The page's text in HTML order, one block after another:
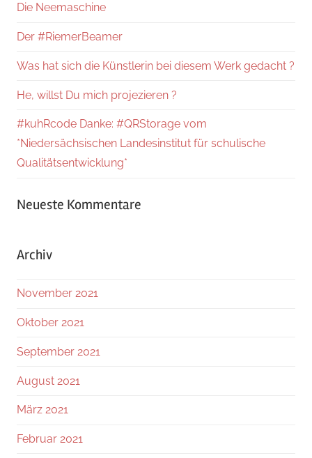
Die Neemaschine
Der #RiemerBeamer
Was hat sich die Künstlerin bei diesem Werk gedacht ?
He, willst Du mich projezieren ?
#kuhRcode Danke: #QRStorage vom
*Niedersächsischen Landesinstitut für schulische
Qualitätsentwicklung*
Neueste Kommentare
Archiv
November 2021
Oktober 2021
September 2021
August 2021
März 2021
Februar 2021